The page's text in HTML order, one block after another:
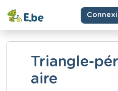
Triangle-
aire